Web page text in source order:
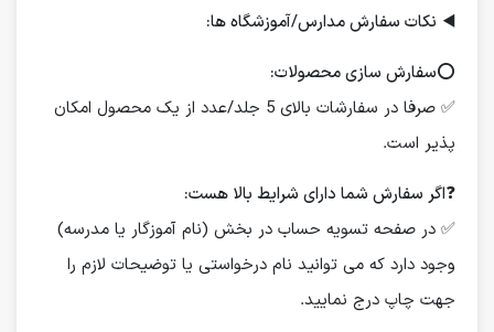
◀️ نکات سفارش مدارس/آموزشگاه ها:
⭕️سفارش سازی محصولات:
✅ صرفا در سفارشات بالای 5 جلد/عدد از یک محصول امکان
پذیر است.
❓اگر سفارش شما دارای شرایط بالا هست:
✅ در صفحه تسویه حساب در بخش (نام آموزگار یا مدرسه)
وجود دارد که می توانید نام درخواستی یا توضیحات لازم را
جهت چاپ درج نمایید.